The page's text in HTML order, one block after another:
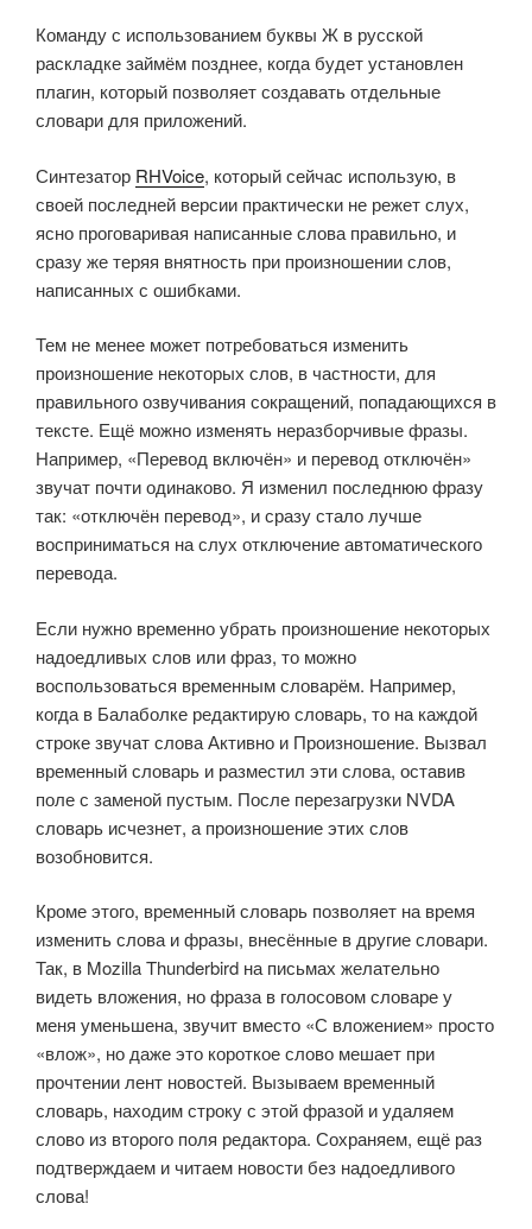
Команду с использованием буквы Ж в русской
раскладке займём позднее, когда будет установлен
плагин, который позволяет создавать отдельные
словари для приложений.
Синтезатор RHVoice, который сейчас использую, в
своей последней версии практически не режет слух,
ясно проговаривая написанные слова правильно, и
сразу же теряя внятность при произношении слов,
написанных с ошибками.
Тем не менее может потребоваться изменить
произношение некоторых слов, в частности, для
правильного озвучивания сокращений, попадающихся в
тексте. Ещё можно изменять неразборчивые фразы.
Например, «Перевод включён» и перевод отключён»
звучат почти одинаково. Я изменил последнюю фразу
так: «отключён перевод», и сразу стало лучше
восприниматься на слух отключение автоматического
перевода.
Если нужно временно убрать произношение некоторых
надоедливых слов или фраз, то можно
воспользоваться временным словарём. Например,
когда в Балаболке редактирую словарь, то на каждой
строке звучат слова Активно и Произношение. Вызвал
временный словарь и разместил эти слова, оставив
поле с заменой пустым. После перезагрузки NVDA
словарь исчезнет, а произношение этих слов
возобновится.
Кроме этого, временный словарь позволяет на время
изменить слова и фразы, внесённые в другие словари.
Так, в Mozilla Thunderbird на письмах желательно
видеть вложения, но фраза в голосовом словаре у
меня уменьшена, звучит вместо «С вложением» просто
«влож», но даже это короткое слово мешает при
прочтении лент новостей. Вызываем временный
словарь, находим строку с этой фразой и удаляем
слово из второго поля редактора. Сохраняем, ещё раз
подтверждаем и читаем новости без надоедливого
слова!